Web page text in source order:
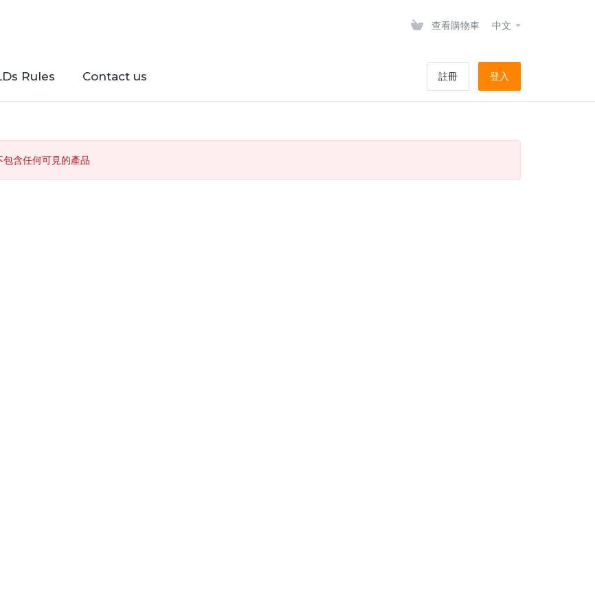
查看購物車 中文
Rules Contact us 註冊 登入
包含任何可見的產品